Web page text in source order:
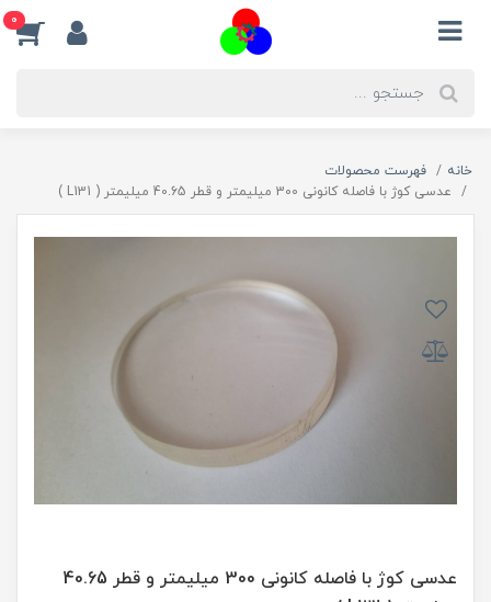
0
خانه
فهرست محصولات
عدسی کوژ با فاصله کانونی 300 میلیمتر و قطر 40.65 میلیمتر ( L131 )
عدسی کوژ با فاصله کانونی 300 میلیمتر و قطر 40.65